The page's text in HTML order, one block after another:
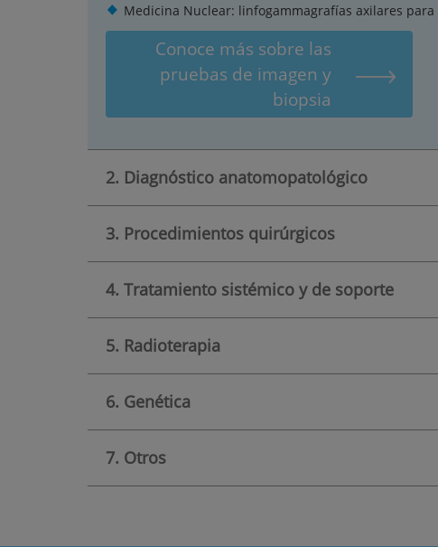
Medicina Nuclear: linfogammagrafías axilares
Conoce más sobre las
pruebas de imagen y
biopsia
2. Diagnóstico anatomopatológico
3. Procedimientos quirúrgicos
4. Tratamiento sistémico y de soporte
5. Radioterapia
6. Genética
7. Otros